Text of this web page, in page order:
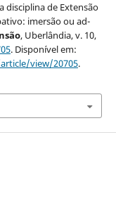
disciplina de Extensão
imersão ou ad-
, Uberlândia, v. 10,
. Disponível em:
view/20705.